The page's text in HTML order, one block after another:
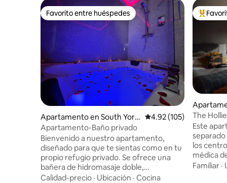
Favorito entre huéspedes
Favorito entre huéspedes
Apartamento en South York
shire
Calificación promedio:
4.92 (105)
Apartamento-Baño privado
Bienvenido a nuestro apartamento,
diseñado para que te sientas como en tu
propio refugio privado. Se ofrece una
bañera de hidromasaje doble,
totalmente privada y perfecta para una
Calidad-precio · Ubicación · Cocina
The
Este
los
médica
Broomhill,
Familiar ·